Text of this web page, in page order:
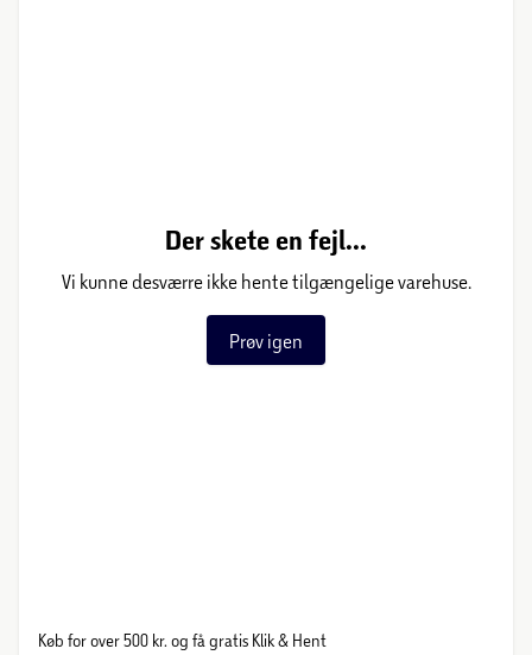
Der skete en fejl...
Vi kunne desværre ikke hente tilgængelige varehuse.
Prøv igen
Køb for over 500 kr. og få gratis Klik & Hent